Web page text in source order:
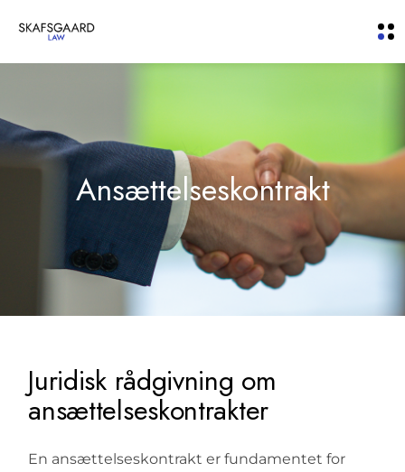
Ansættelseskontrakt
Juridisk rådgivning om
ansættelseskontrakter
En ansættelseskontrakt er fundamentet for